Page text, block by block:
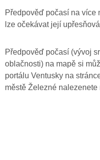
Předpověď počasí na více
lze očekávat její
Předpověď počasí (vývoj
oblačnosti) na mapě si
portálu Ventusky na
městě Železné nalezenete